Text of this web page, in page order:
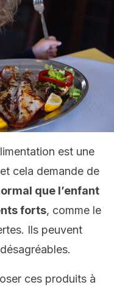
est une
cela demande de
que l’enfant
forts, comme le
Ils peuvent
ces produits à